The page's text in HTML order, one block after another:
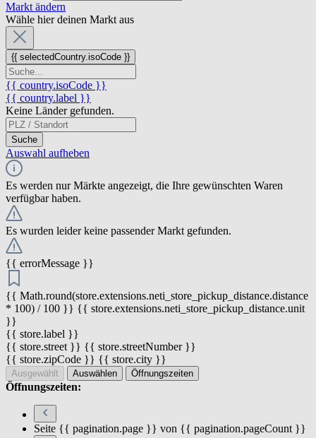
Markt ändern
Wähle hier deinen Markt aus
{{ selectedCountry.isoCode }}
{{ country.isoCode }}
{{ country.label }}
Keine Länder gefunden.
Suche
Auswahl aufheben
Es werden nur Märkte angezeigt, die Ihre gewünschten Waren
verfügbar haben.
Es wurden leider keine passender Markt gefunden.
{{ errorMessage }}
{{ Math.round(store.extensions.neti_store_pickup_distance.distance
* 100) / 100 }} {{ store.extensions.neti_store_pickup_distance.unit
}}
{{ store.label }}
{{ store.street }} {{ store.streetNumber }}
{{ store.zipCode }} {{ store.city }}
Ausgewählt Auswählen Öffnungszeiten
Öffnungszeiten:
Seite {{ pagination.page }} von {{ pagination.pageCount }}